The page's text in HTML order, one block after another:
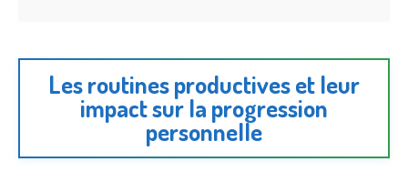
Les routines productives et leur
impact sur la progression
personnelle